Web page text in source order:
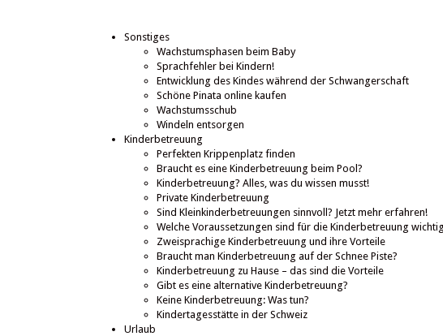
Sonstiges
Wachstumsphasen beim Baby
Sprachfehler bei Kindern!
Entwicklung des Kindes während der Schwangerschaft
Schöne Pinata online kaufen
Wachstumsschub
Windeln entsorgen
Kinderbetreuung
Perfekten Krippenplatz finden
Braucht es eine Kinderbetreuung beim Pool?
Kinderbetreuung? Alles, was du wissen musst!
Private Kinderbetreuung
Sind Kleinkinderbetreuungen sinnvoll? Jetzt mehr erfahren!
Welche Voraussetzungen sind für die Kinderbetreuung
Zweisprachige Kinderbetreuung und ihre Vorteile
Braucht man Kinderbetreuung auf der Schnee Piste?
Kinderbetreuung zu Hause – das sind die Vorteile
Gibt es eine alternative Kinderbetreuung?
Keine Kinderbetreuung: Was tun?
Kindertagesstätte in der Schweiz
Urlaub